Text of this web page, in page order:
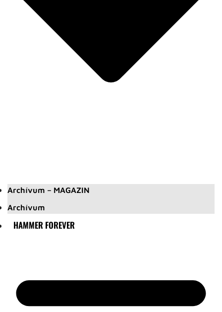
Archívum – MAGAZIN
Archívum
HAMMER FOREVER